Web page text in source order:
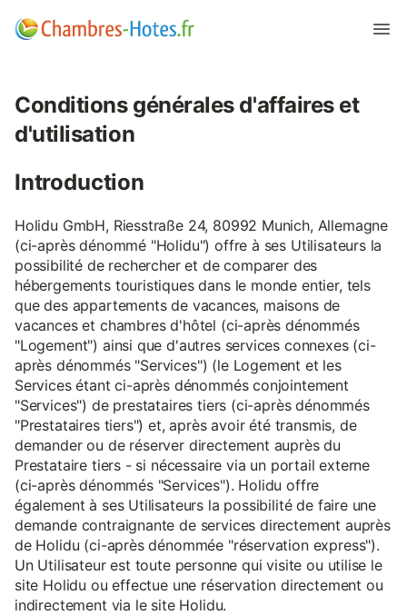
Conditions générales d'affaires et
d'utilisation
Introduction
Holidu GmbH, Riesstraße 24, 80992 Munich, Allemagne
(ci-après dénommé "Holidu") offre à ses Utilisateurs la
possibilité de rechercher et de comparer des
hébergements touristiques dans le monde entier, tels
que des appartements de vacances, maisons de
vacances et chambres d'hôtel (ci-après dénommés
"Logement") ainsi que d'autres services connexes (ci-
après dénommés "Services") (le Logement et les
Services étant ci-après dénommés conjointement
"Services") de prestataires tiers (ci-après dénommés
"Prestataires tiers") et, après avoir été transmis, de
demander ou de réserver directement auprès du
Prestataire tiers - si nécessaire via un portail externe
(ci-après dénommés "Services"). Holidu offre
également à ses Utilisateurs la possibilité de faire une
demande contraignante de services directement auprès
de Holidu (ci-après dénommée "réservation express").
Un Utilisateur est toute personne qui visite ou utilise le
site Holidu ou effectue une réservation directement ou
indirectement via le site Holidu.